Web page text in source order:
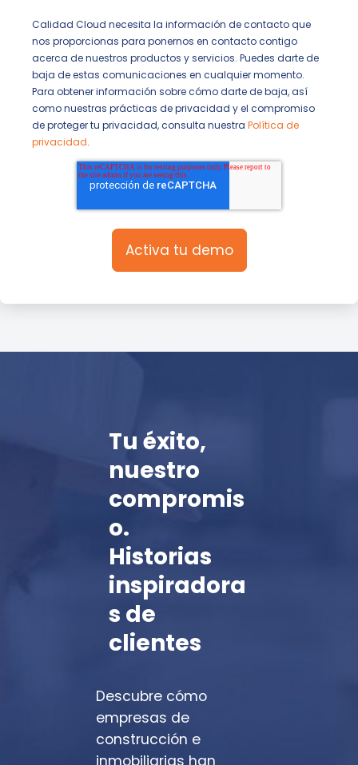
Calidad Cloud necesita la información de contacto que
nos proporcionas para ponernos en contacto contigo
acerca de nuestros productos y servicios. Puedes darte de
baja de estas comunicaciones en cualquier momento.
Para obtener información sobre cómo darte de baja, así
como nuestras prácticas de privacidad y el compromiso
de proteger tu privacidad, consulta nuestra Política de
privacidad.
Tu éxito,
nuestro
compromis
o.
Historias
inspiradora
s de
clientes
Descubre cómo
empresas de
construcción e
inmobiliarias han